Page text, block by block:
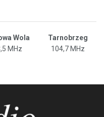
Wola
Tarnobrzeg
MHz 104,7 MHz